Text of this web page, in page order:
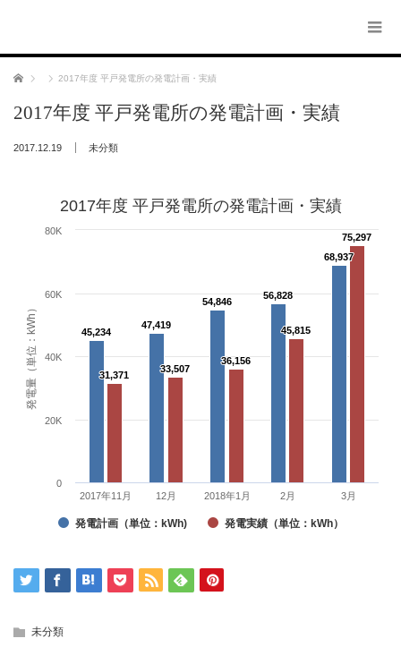
ホーム 2017年度 平戸発電所の発電計画・実績
2017年度 平戸発電所の発電計画・実績
2017.12.19 未分類
発電量（単位：kWh）
2017年度 平戸発電所の発電計画・実績
45,234
45,234
47,419
47,419
54,846
54,846
56,828
56,828
68,937
68,937
31,371
31,371
33,507
33,507
36,156
36,156
45,815
45,815
75,297
75,297
発電計画（単位：kWh) 発電実績（単位：kWh）
2017年11月 12月 2018年1月 2月 3月
0
20K
40K
60K
80K
未分類